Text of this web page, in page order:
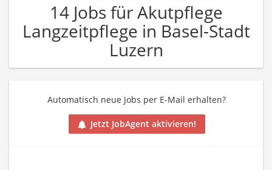
14 Jobs für Akutpflege
Langzeitpflege in Basel-Stadt
Luzern
Automatisch neue Jobs per E-Mail erhalten?
Jetzt JobAgent aktivieren!